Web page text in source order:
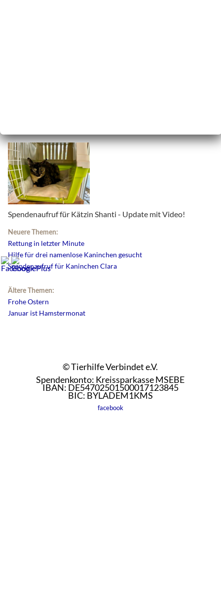
Spendenaufruf für Kätzin Shanti - Update mit Video!
Neuere Themen:
Rettung in letzter Minute
Hilfe für drei namenlose Kaninchen gesucht
Spendenaufruf für Kaninchen Clara
Ältere Themen:
Frohe Ostern
Januar ist Hamstermonat
© Tierhilfe Verbindet e.V.
Spendenkonto: Kreissparkasse MSEBE
IBAN: DE54702501500017123845
BIC: BYLADEM1KMS
facebook